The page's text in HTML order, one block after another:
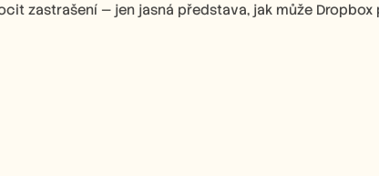
zastrašení — jen jasná představa, jak může